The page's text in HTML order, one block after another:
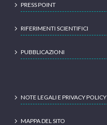
PRESS POINT
RIFERIMENTI SCIENTIFICI
PUBBLICAZIONI
NOTE LEGALI E PRIVACY POLICY
MAPPA DEL SITO